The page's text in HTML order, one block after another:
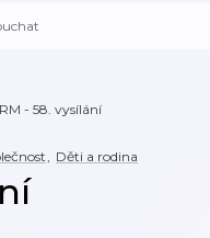
- 58. vysílání
, Děti a rodina